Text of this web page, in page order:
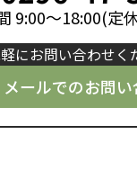
9:00～18:00(定
にお問い合わせく
メールでのお問